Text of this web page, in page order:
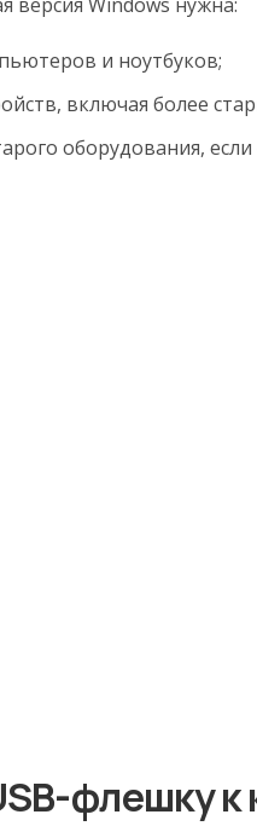
и ноутбуков;
включая более
оборудования,
флешку к